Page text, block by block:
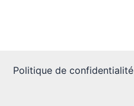
Politique de confidentialité